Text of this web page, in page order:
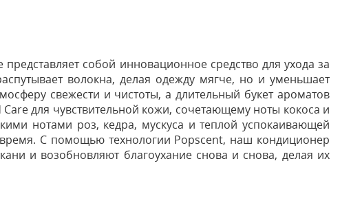
собой инновационное средство для ухода за
волокна, делая одежду мягче, но и уменьшает
свежести и чистоты, а длительный букет ароматов
для чувствительной кожи, сочетающему ноты кокоса и
нотами роз, кедра, мускуса и теплой успокаивающей
С помощью технологии Popscent, наш кондиционер
и возобновляют благоухание снова и снова, делая их